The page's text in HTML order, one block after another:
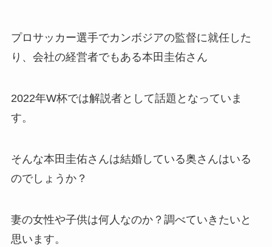
プロサッカー選手でカンボジアの監督に就任した
り、会社の経営者でもある本田圭佑さん
2022年W杯では解説者として話題となっていま
す。
そんな本田圭佑さんは結婚している奥さんはいる
のでしょうか？
妻の女性や子供は何人なのか？調べていきたいと
思います。